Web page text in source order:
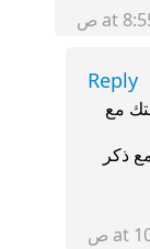
Reply
مع
ذكر